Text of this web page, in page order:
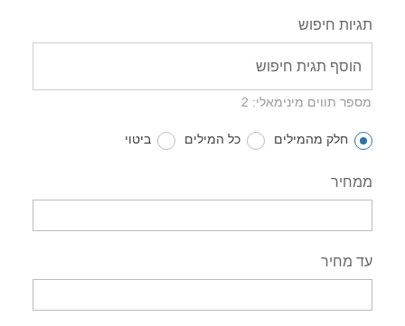
תגיות חיפוש
מספר תווים מינימאלי: 2
חלק מהמילים כל המילים ביטוי
ממחיר
עד מחיר